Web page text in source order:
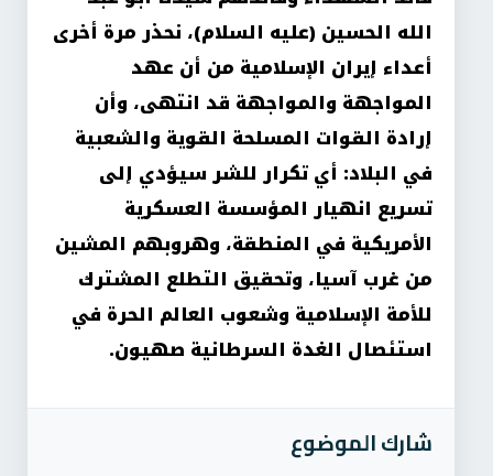
الله الحسين (عليه السلام)، نحذر مرة أخرى
أعداء إيران الإسلامية من أن عهد
المواجهة والمواجهة قد انتهى، وأن
إرادة القوات المسلحة القوية والشعبية
في البلاد: أي تكرار للشر سيؤدي إلى
تسريع انهيار المؤسسة العسكرية
الأمريكية في المنطقة، وهروبهم المشين
من غرب آسيا، وتحقيق التطلع المشترك
للأمة الإسلامية وشعوب العالم الحرة في
استئصال الغدة السرطانية صهيون.
شارك الموضوع